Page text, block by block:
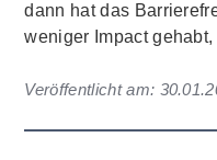
dann hat das
weniger Impact
Veröffentlicht am: